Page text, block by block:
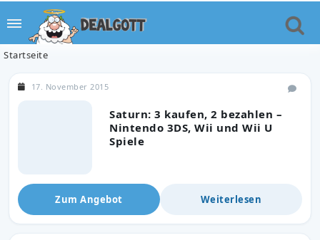
Startseite
Saturn: 3 kaufen, 2 bezahlen –
Nintendo 3DS, Wii und Wii U
Spiele
17. November 2015
Zum Angebot Weiterlesen